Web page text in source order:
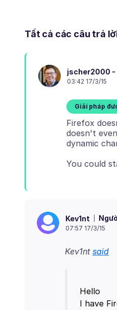
Tất cả các câu trả
jscher2000 -
03:42 17/3/15
Giải pháp
Firefox
doesn't
You could
Kev1nt
07:57 17/3/15
Kev1nt said
Hello
I have